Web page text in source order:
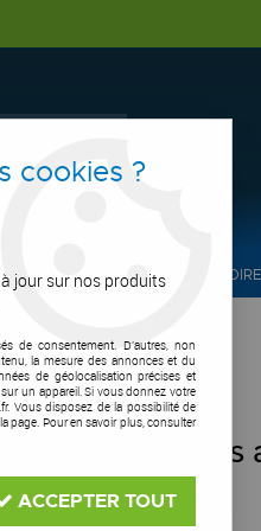
E.P.I
3 pieds pliants
à donner votre avis !
cookies ?
jour sur nos produits
de consentement. D'autres, non
la mesure des annonces et du
de géolocalisation précises et
un appareil. Si vous donnez votre
Vous disposez de la possibilité de
page. Pour en savoir plus, consulter
ACCEPTER TOUT